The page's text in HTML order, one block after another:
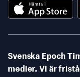
Svenska Epoch
medier. Vi är